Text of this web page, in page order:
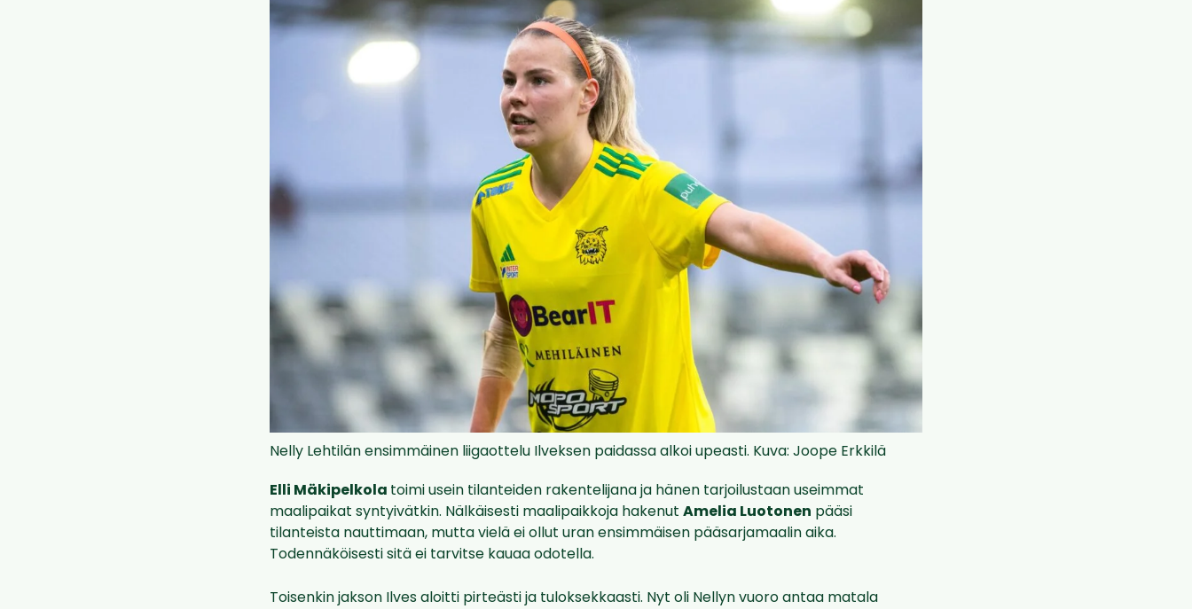
Nelly Lehtilän ensimmäinen liigaottelu Ilveksen paidassa alkoi upeasti. Kuva: Joope Erkkilä
Elli Mäkipelkola toimi usein tilanteiden rakentelijana ja hänen tarjoilustaan useimmat
maalipaikat syntyivätkin. Nälkäisesti maalipaikkoja hakenut Amelia Luotonen pääsi
tilanteista nauttimaan, mutta vielä ei ollut uran ensimmäisen pääsarjamaalin aika.
Todennäköisesti sitä ei tarvitse kauaa odotella.
Toisenkin jakson Ilves aloitti pirteästi ja tuloksekkaasti. Nyt oli Nellyn vuoro antaa matala